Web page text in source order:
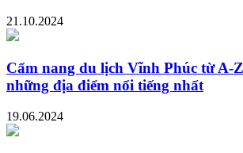
21.10.2024
Cẩm nang du lịch Vĩnh Phúc từ A-
những địa điểm nổi tiếng nhất
19.06.2024